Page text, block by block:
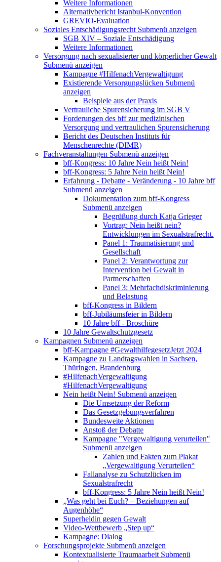
Weitere Informationen
Alternativbericht Istanbul-Konvention
GREVIO-Evaluation
Soziales Entschädigungsrecht Submenü anzeigen
SGB XIV – Soziale Entschädigung
Weitere Informationen
Versorgung nach sexualisierter und körperlicher Gewalt
Submenü anzeigen
Kampagne #HilfenachVergewaltigung
Existierende Versorgungslücken Submenü
anzeigen
Beispiele aus der Praxis
Vertrauliche Spurensicherung im SGB V
Forderungen des bff zur medizinischen
Versorgung und vertraulichen Spurensicherung
Bericht des Deutschen Instituts für
Menschenrechte (DIMR)
Fachveranstaltungen Submenü anzeigen
bff-Kongress: 10 Jahre Nein heißt Nein!
bff-Kongress: 5 Jahre Nein heißt Nein!
Erfahrung - Debatte - Veränderung - 10 Jahre bff
Submenü anzeigen
Dokumentation zum bff-Kongress
Submenü anzeigen
Begrüßung durch Katja Grieger
Vortrag: Nein heißt nein?
Entwicklungen im Sexualstrafrecht.
Panel 1: Traumatisierung und
Gesellschaft
Panel 2: Verantwortung zur
Intervention bei Gewalt in
Partnerschaften
Panel 3: Mehrfachdiskriminierung
und Belastung
bff-Kongress in Bildern
bff-Jubiläumsfeier in Bildern
10 Jahre bff - Broschüre
10 Jahre Gewaltschutzgesetz
Kampagnen Submenü anzeigen
bff-Kampagne #GewalthilfegesetzJetzt 2024
Kampagne zu Landtagswahlen in Sachsen,
Thüringen, Brandenburg
#HilfenachVergewaltigung
#HilfenachVergewaltigung
Nein heißt Nein! Submenü anzeigen
Die Umsetzung der Reform
Das Gesetzgebungsverfahren
Bundesweite Aktionen
Anstoß der Debatte
Kampagne "Vergewaltigung verurteilen"
Submenü anzeigen
Zahlen und Fakten zum Plakat
„Vergewaltigung Verurteilen“
Fallanalyse zu Schutzlücken im
Sexualstrafrecht
bff-Kongress: 5 Jahre Nein heißt Nein!
„Was geht bei Euch? – Beziehungen auf
Augenhöhe“
Superheldin gegen Gewalt
Video-Wettbewerb „Step up“
Kampagne: Dialog
Forschungsprojekte Submenü anzeigen
Kontextualisierte Traumaarbeit Submenü